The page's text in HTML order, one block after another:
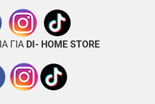
ΓΙΑ DI- HOME STORE